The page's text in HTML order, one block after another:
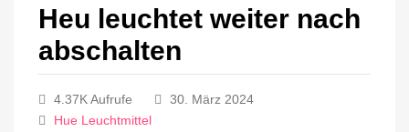
Heu leuchtet weiter nach
abschalten
4.37K Aufrufe
30. März 2024
Hue Leuchtmittel